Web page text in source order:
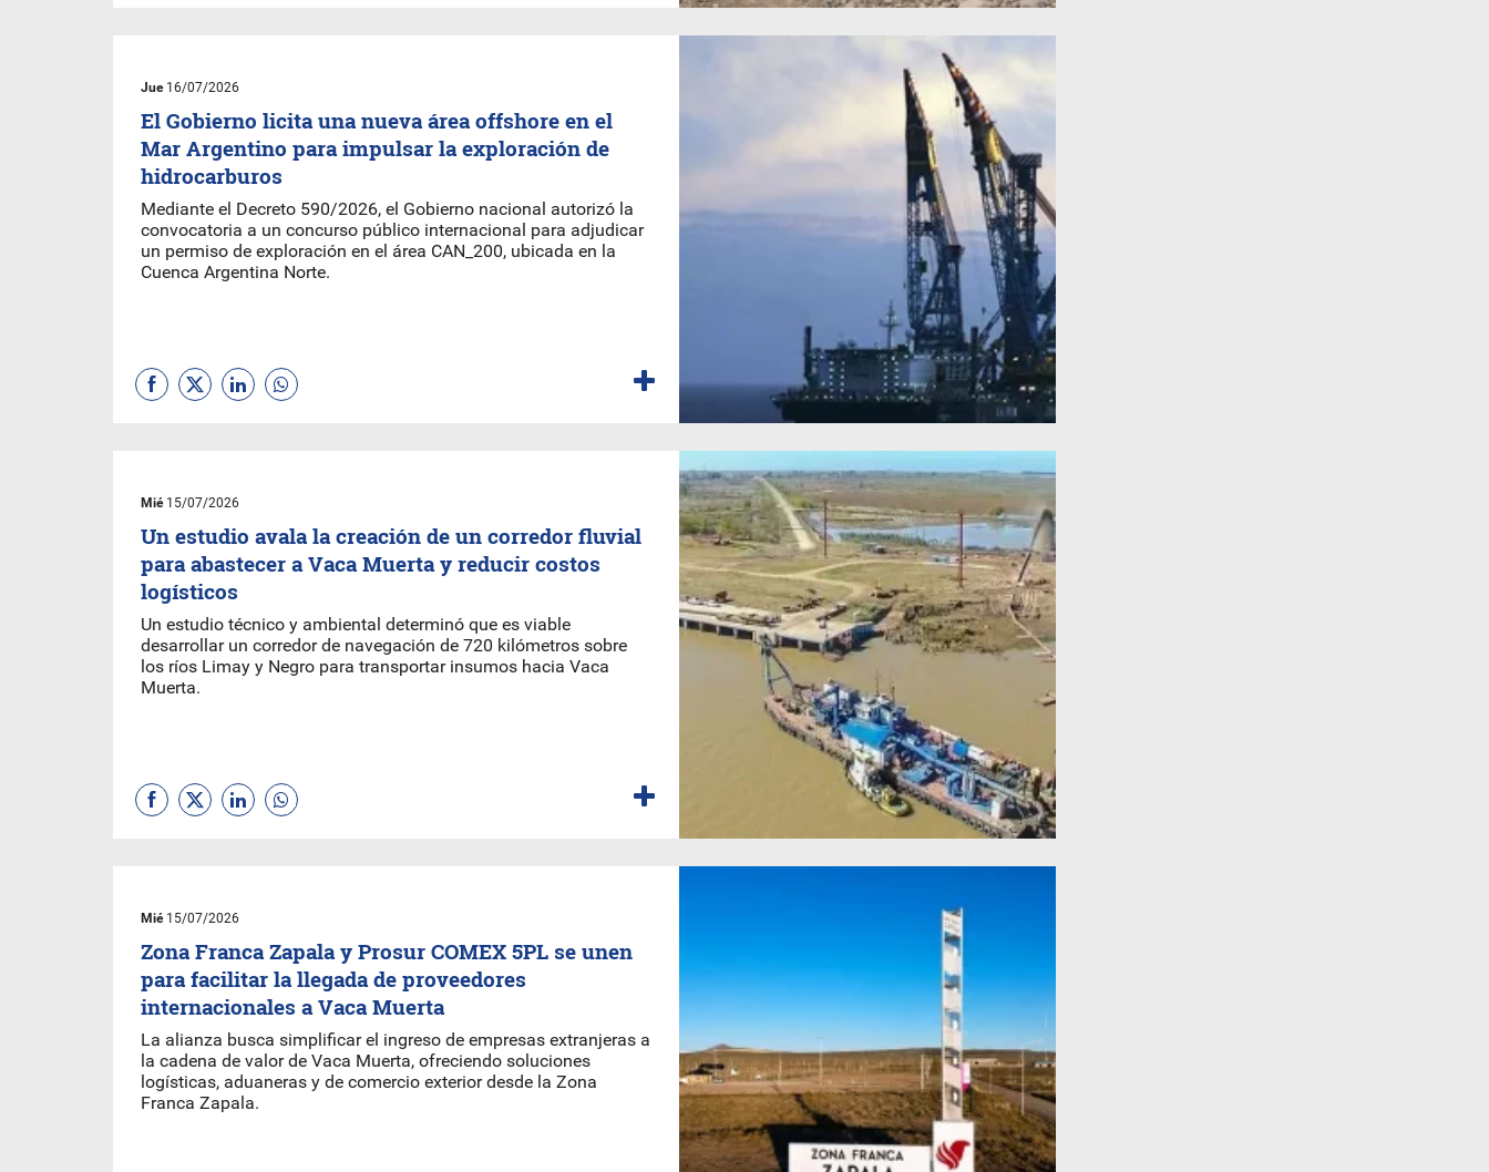
Jue16/07/2026
El Gobierno licita una nueva área offshore en el
Mar Argentino para impulsar la exploración de
hidrocarburos
Mediante el Decreto 590/2026, el Gobierno nacional autorizó la
convocatoria a un concurso público internacional para adjudicar
un permiso de exploración en el área CAN_200, ubicada en la
Cuenca Argentina Norte.
Mié15/07/2026
Un estudio avala la creación de un corredor fluvial
para abastecer a Vaca Muerta y reducir costos
logísticos
Un estudio técnico y ambiental determinó que es viable
desarrollar un corredor de navegación de 720 kilómetros sobre
los ríos Limay y Negro para transportar insumos hacia Vaca
Muerta.
Mié15/07/2026
Zona Franca Zapala y Prosur COMEX 5PL se unen
para facilitar la llegada de proveedores
internacionales a Vaca Muerta
La alianza busca simplificar el ingreso de empresas extranjeras a
la cadena de valor de Vaca Muerta, ofreciendo soluciones
logísticas, aduaneras y de comercio exterior desde la Zona
Franca Zapala.